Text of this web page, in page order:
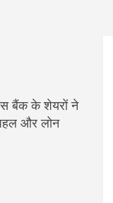
बैंक के शेयरों ने
और लोन